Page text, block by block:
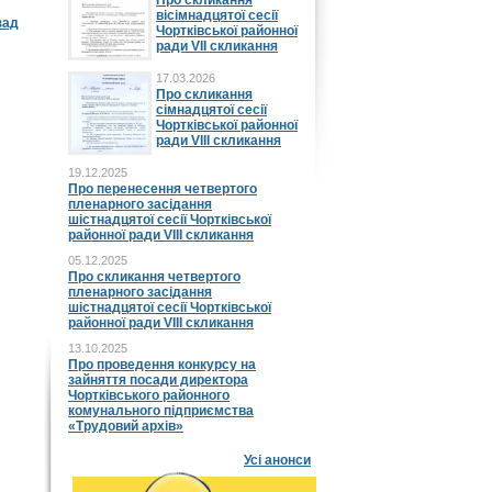
вісімнадцятої сесії
Чортківської районної
ради VII скликання
17.03.2026
Про скликання
сімнадцятої сесії
Чортківської районної
ради VIII скликання
19.12.2025
Про перенесення четвертого
пленарного засідання
шістнадцятої сесії Чортківської
районної ради VIII скликання
05.12.2025
Про скликання четвертого
пленарного засідання
шістнадцятої сесії Чортківської
районної ради VIII скликання
13.10.2025
Про проведення конкурсу на
зайняття посади директора
Чортківського районного
комунального підприємства
«Трудовий архів»
Усі анонси